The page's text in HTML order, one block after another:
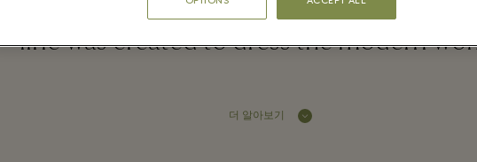
Made-in-Italy heritage, the Elisabetta
line was created to dress the modern
더 알아보기